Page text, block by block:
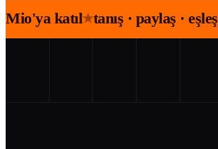
Mio'ya katıl★tanış · paylaş · eşleş